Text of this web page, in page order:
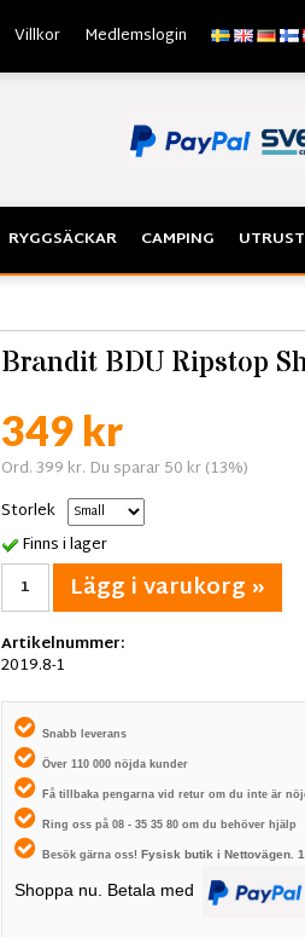
Villkor Medlemslogin
RYGGSÄCKAR CAMPING
Brandit BDU Ripstop
349 kr
Ord. 399 kr. Du sparar 50 kr (13%)
Storlek
Finns i lager
Lägg i varukorg »
Artikelnummer:
2019.8-1
Snabb leverans
Över 110 000 nöjda kunder
Få tillbaka pengarna vid retur om du inte är
Ring oss på 08 - 35 35 80 om du behöver hjälp
Besök gärna oss! Fysisk butik i Nettovägen. 1
Shoppa nu. Betala med